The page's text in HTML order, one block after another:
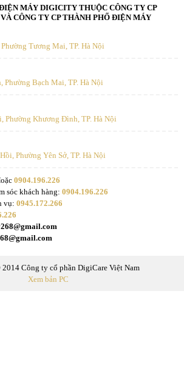
MÁY DIGICITY THUỘC CÔNG TY CP
CÔNG TY CP THÀNH PHỐ ĐIỆN MÁY
Tương Mai, TP. Hà Nội
Phường Bạch Mai, TP. Hà Nội
Phường Khương Đình, TP. Hà Nội
Phường Yên Sở, TP. Hà Nội
0904.196.226
sóc khách hàng: 0904.196.226
vụ: 0945.172.266
Công ty cổ phần DigiCare Việt Nam
Xem bản PC